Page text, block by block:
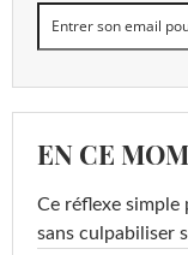
EN CE
Ce réflexe
sans culpabiliser